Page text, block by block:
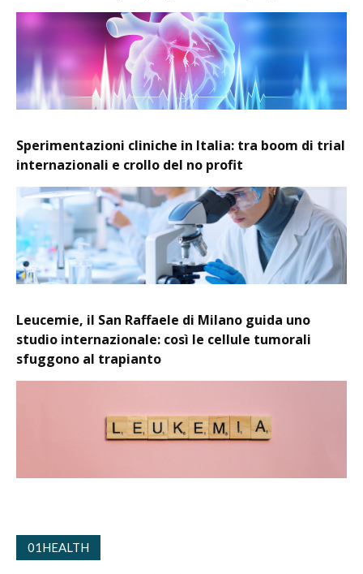
Sperimentazioni cliniche in Italia: tra boom di trial
internazionali e crollo del no profit
Leucemie, il San Raffaele di Milano guida uno
studio internazionale: così le cellule tumorali
sfuggono al trapianto
01HEALTH